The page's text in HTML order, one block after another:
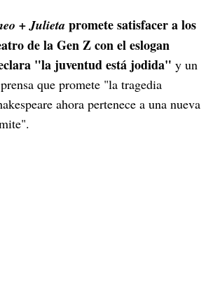
+ Julieta promete satisfacer a los
de la Gen Z con el eslogan
"la juventud está jodida" y un
que promete "la tragedia
ahora pertenece a una nueva